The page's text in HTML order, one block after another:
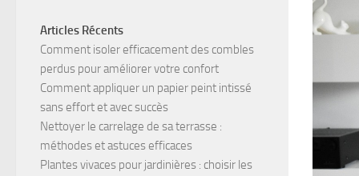
Articles Récents
Comment isoler efficacement des combles
perdus pour améliorer votre confort
Comment appliquer un papier peint intissé
sans effort et avec succès
Nettoyer le carrelage de sa terrasse :
méthodes et astuces efficaces
Plantes vivaces pour jardinières : choisir les